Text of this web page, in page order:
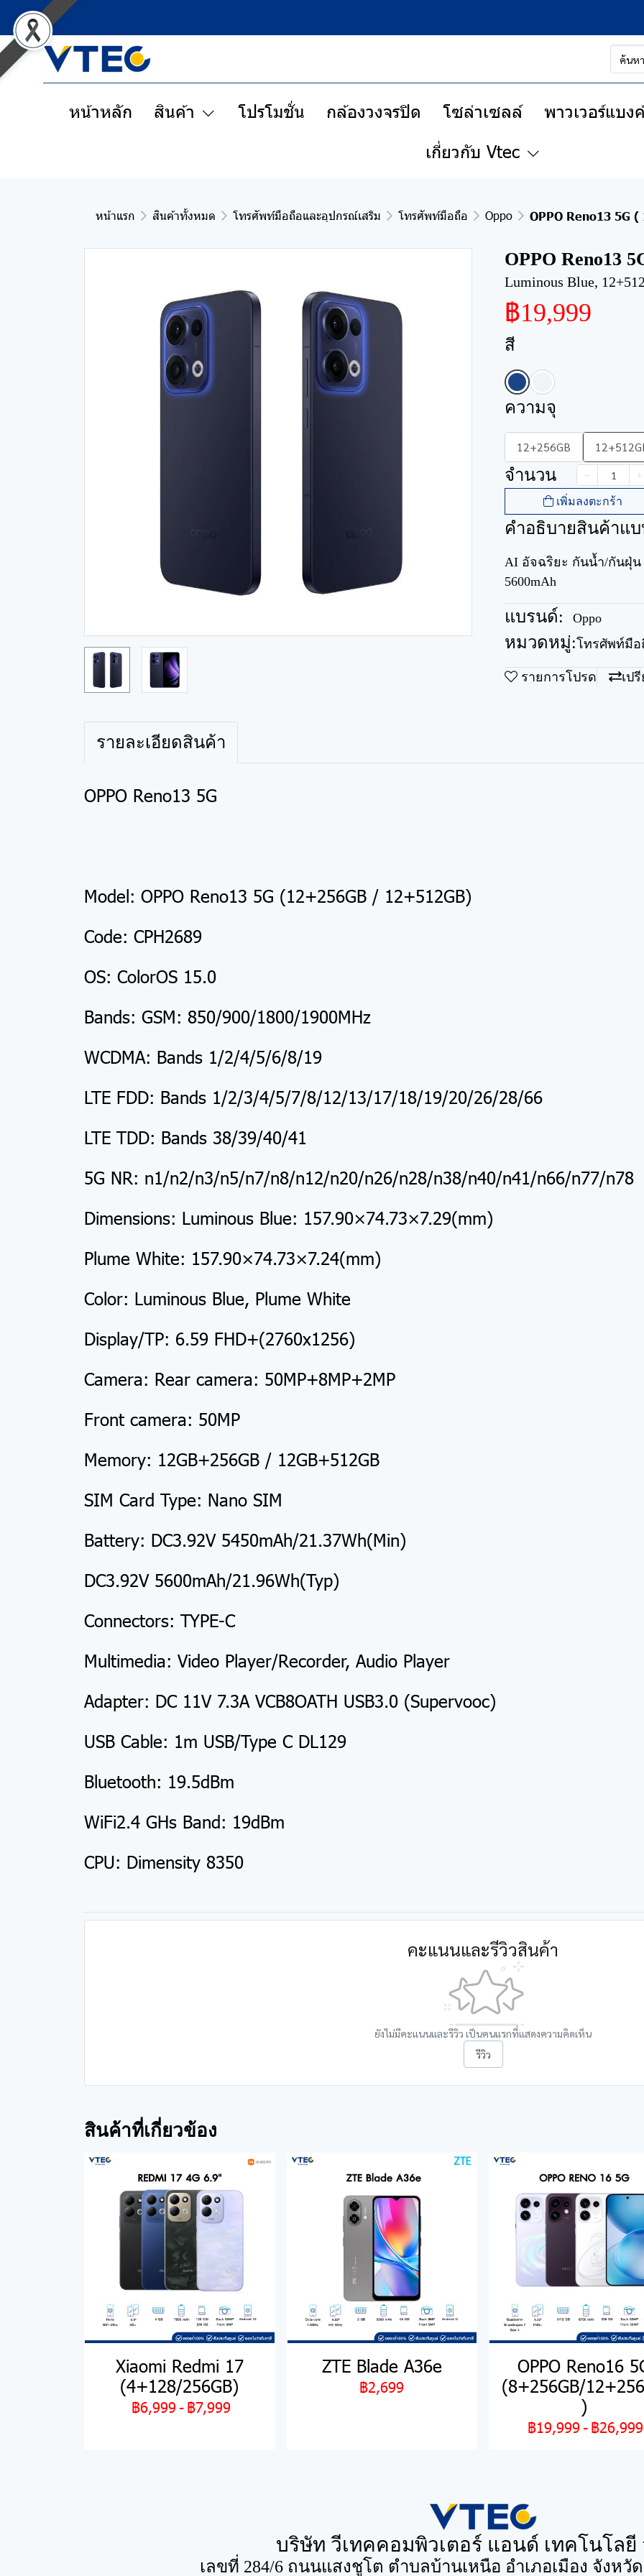
หน้าหลัก สินค้า โปรโมชั่น กล้องวงจรปิด โซล่าเซลล์ พาวเวอร์แบง
เกี่ยวกับ Vtec
หน้าแรก สินค้าทั้งหมด โทรศัพท์มือถือและอุปกรณ์เสริม โทรศัพท์มือถือ Oppo OPPO Reno13 5G
OPPO Reno13
Luminous Blue,
฿19,999
สี
ความจุ
12+256GB
จำนวน
เพิ่มลงตะกร้า
คำอธิบายสินค้าแ
AI อัจฉริยะ กันน้ำ/กันฝุ่น
5600mAh
แบรนด์: Oppo
หมวดหมู่:โทรศัพท์มือ
รายการโปรด เป
รายละเอียดสินค้า
OPPO Reno13 5G
Model: OPPO Reno13 5G (12+256GB / 12+512GB)
Code: CPH2689
OS: ColorOS 15.0
Bands: GSM: 850/900/1800/1900MHz
WCDMA: Bands 1/2/4/5/6/8/19
LTE FDD: Bands 1/2/3/4/5/7/8/12/13/17/18/19/20/26/28/66
LTE TDD: Bands 38/39/40/41
5G NR: n1/n2/n3/n5/n7/n8/n12/n20/n26/n28/n38/n40/n41/n66/n77/n78
Dimensions: Luminous Blue: 157.90×74.73×7.29(mm)
Plume White: 157.90×74.73×7.24(mm)
Color: Luminous Blue, Plume White
Display/TP: 6.59 FHD+(2760x1256)
Camera: Rear camera: 50MP+8MP+2MP
Front camera: 50MP
Memory: 12GB+256GB / 12GB+512GB
SIM Card Type: Nano SIM
Battery: DC3.92V 5450mAh/21.37Wh(Min)
DC3.92V 5600mAh/21.96Wh(Typ)
Connectors: TYPE-C
Multimedia: Video Player/Recorder, Audio Player
Adapter: DC 11V 7.3A VCB8OATH USB3.0 (Supervooc)
USB Cable: 1m USB/Type C DL129
Bluetooth: 19.5dBm
WiFi2.4 GHs Band: 19dBm
CPU: Dimensity 8350
คะแนนและรีวิวสินค้า
ยังไม่มีคะแนนและรีวิว เป็นคนแรกที่แสดงความคิดเห็น
รีวิว
สินค้าที่เกี่ยวข้อง
Xiaomi Redmi 17
(4+128/256GB)
฿6,999- ฿7,999
ZTE Blade A36e
฿2,699
OPPO Reno16
(8+256GB/
)
฿19,999 -฿26,999
บริษัท วีเทคคอมพิวเตอร์ แอนด์ เทคโนโลยี
เลขที่ 284/6 ถนนแสงชูโต ตำบลบ้านเหนือ อำเภอเมือง จังหวั